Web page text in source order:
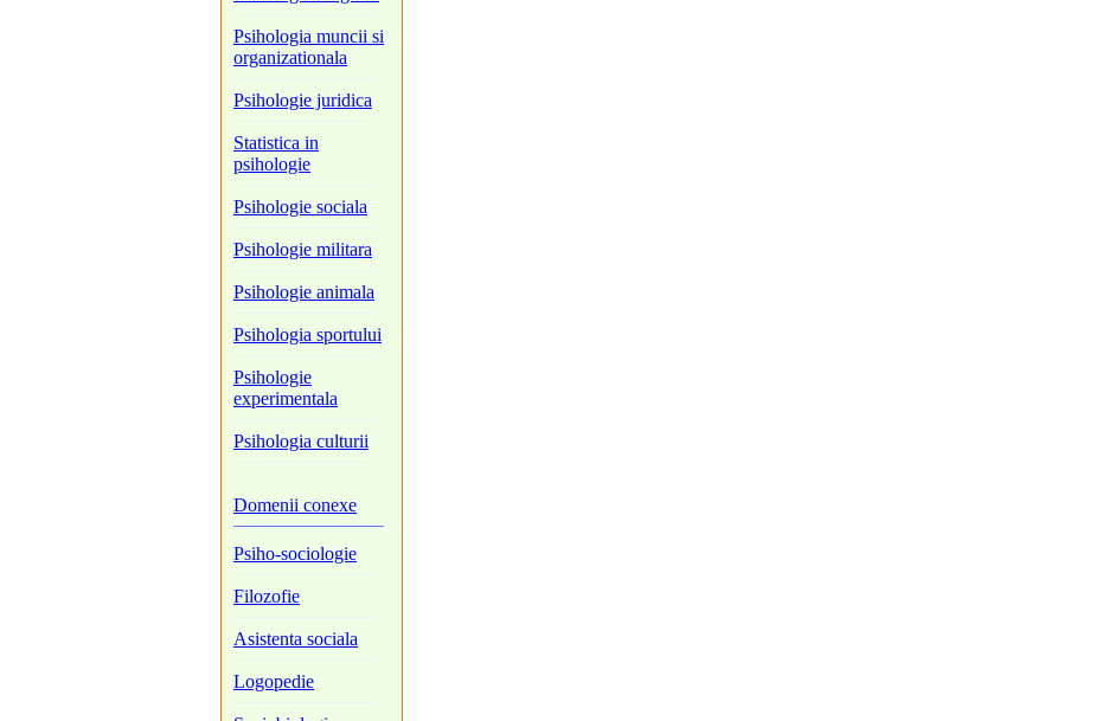
Psihologia muncii si
organizationala
Psihologie juridica
Statistica in
psihologie
Psihologie sociala
Psihologie militara
Psihologie animala
Psihologia sportului
Psihologie
experimentala
Psihologia culturii
Domenii conexe
Psiho-sociologie
Filozofie
Asistenta sociala
Logopedie